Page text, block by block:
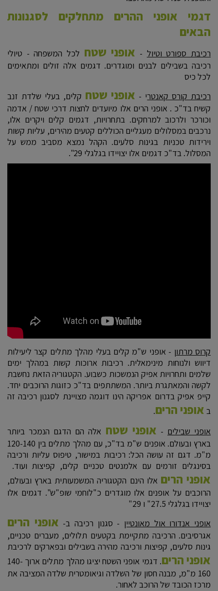
דגמי אופני ההרים מתחלקים לסגנונות
הבאים
רכיבת ספורט וטיול - אופני שטח לכל המשפחה - טיולי
רכיבה בשבילים לבנים ומוגדרים. דגמים אלה זולים ומתאימים
לכל כיס
רכיבת קורס קאנטרי - אופני שטח קלים, בעלי שלדת זנב
קשיח בד"כ . אופני הרים אלו מיועדים לחצות דרכי שטח / אדמה
וכורכר ולרכוב למרחקים. בתחרויות, דגמים קלים ויקרים אלו,
נרכבים במסלולים מעגליים הכוללים קטעים מהירים, עליות קשות
וירידות טכניות בגינות סלעים. הקהל נמצא מסביב ממש על
המסלול. בד"כ דגמים אלו יצויידו בגלגלי 29".
קרוס מרתון - אופני ש"מ קלים בעלי מהלך מתלים קצר ליעילות
דיווש ולנוחות מינימאלית. רכיבות ארוכות קשות במהלך ימים
שלמים ותחרויות אפיק הנמשכות כשבוע. הקטגוריה הזאת נחשבת
לקשה והמאתגרת ביותר. המשתתפים בד"כ כזוגות הרוכבים יחד.
קייפ אפיק בדרום אפריקה הינו דוגמה מצויינת לסגנון רכיבה זה
ב אופני הרים.
אופני שבילים - אופני שטח אלה הם הדגם הנמכר ביותר
בארץ ובעולם. אופנים ש"מ בד"כ, עם מהלך מתלים בין 120-140
מ"מ. דגם זה עושה הכל: רכיבות במישור, טיפוס עליות ורכיבה
בסינגלים זורמים עם אלמנטים טכניים קלים, קפיצות ועוד.
אופני הרים אלו הינם הקטגוריה המשמעותית בארץ ובעולם,
הרוכבים על אופנים אלו מוגדרים כ"לוחמי שופ"ש". דגמים אלו
יצויידו בגלגלי 27.5" ו 29"
אופני אנדורו אול מאונטיין - סגנון רכיבה ב- אופני הרים
אגרסיבים. הרכיבה מתקיימת בקטעים תלולים, מעברים טכניים,
גינות סלעים, קפיצות ורכיבה מהירה בשבילים ובפארקים לרכיבת
אופני הרים
. דגמי אופני השטח יציגו מהלך מתלים ארוך 140-
160 מ"מ, מבנה חסון של השלדה וגיאומטרית שלדה המציבה את
מרכז הכובד של הרוכב לאחור.